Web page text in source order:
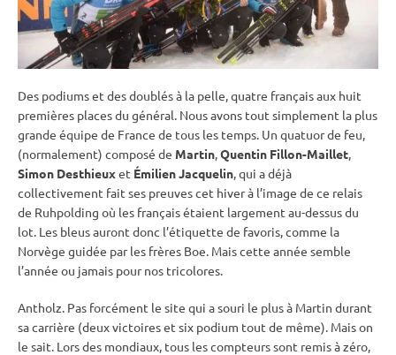
Des podiums et des doublés à la pelle, quatre français aux huit
premières places du général. Nous avons tout simplement la plus
grande équipe de France de tous les temps. Un quatuor de feu,
(normalement) composé de Martin,Quentin Fillon-Maillet,
Simon Desthieuxet Émilien Jacquelin, qui a déjà
collectivement fait ses preuves cet hiver à l’image de ce relais
de Ruhpolding où les français étaient largement au-dessus du
lot. Les bleus auront donc l’étiquette de favoris, comme la
Norvège guidée par les frères Boe. Mais cette année semble
l’année ou jamais pour nos tricolores.
Antholz. Pas forcément le site qui a souri le plus à Martin durant
sa carrière (deux victoires et six podium tout de même). Mais on
le sait. Lors des mondiaux, tous les compteurs sont remis à zéro,